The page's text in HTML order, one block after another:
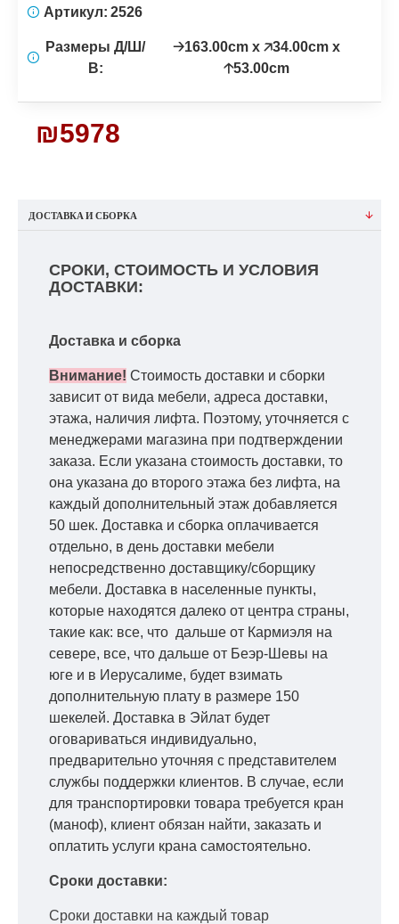
₪5978
Артикул: 2526
Размеры Д/Ш/
В:
🡢163.00cm x 🡥34.00cm x
🡡53.00cm
ДОСТАВКА И СБОРКА
СРОКИ, СТОИМОСТЬ И УСЛОВИЯ
ДОСТАВКИ:
Доставка и сборка
Внимание! Стоимость доставки и сборки
зависит от вида мебели, адреса доставки,
этажа, наличия лифта. Поэтому, уточняется с
менеджерами магазина при подтверждении
заказа. Если указана стоимость доставки, то
она указана до второго этажа без лифта, на
каждый дополнительный этаж добавляется
50 шек. Доставка и сборка оплачивается
отдельно, в день доставки мебели
непосредственно доставщику/сборщику
мебели. Доставка в населенные пункты,
которые находятся далеко от центра страны,
такие как: все, что дальше от Кармиэля на
севере, все, что дальше от Беэр-Шевы на
юге и в Иерусалиме, будет взимать
дополнительную плату в размере 150
шекелей. Доставка в Эйлат будет
оговариваться индивидуально,
предварительно уточняя с представителем
службы поддержки клиентов. В случае, если
для транспортировки товара требуется кран
(маноф), клиент обязан найти, заказать и
оплатить услуги крана самостоятельно.
Сроки доставки:
Сроки доставки на каждый товар